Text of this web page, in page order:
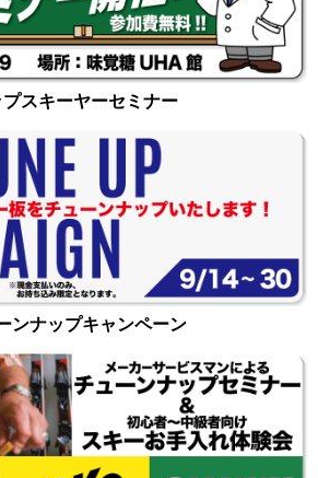
プスキーヤーセミナー
ンナップキャンペーン